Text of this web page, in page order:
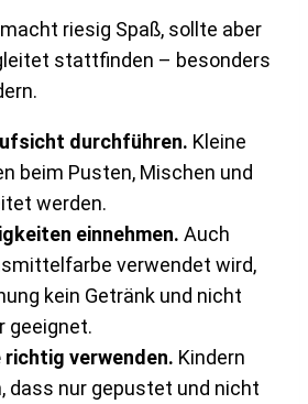
riesig Spaß, sollte aber
stattfinden – besonders
durchführen. Kleine
beim Pusten, Mischen und
werden.
einnehmen. Auch
verwendet wird,
kein Getränk und nicht
geeignet.
verwenden. Kindern
dass nur gepustet und nicht